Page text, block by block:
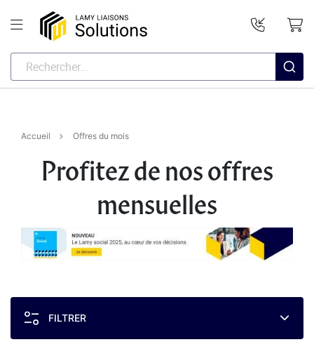
Accueil Offres du mois
Profitez de nos offres
mensuelles
FILTRER